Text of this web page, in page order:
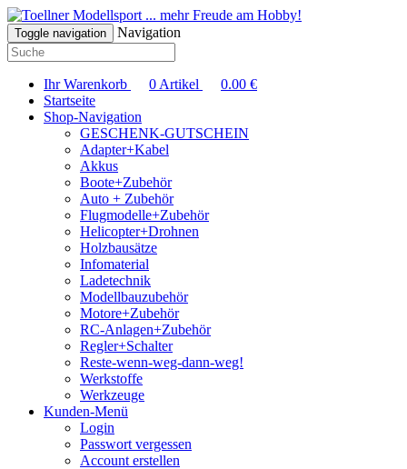
... mehr Freude am Hobby!
Toggle navigation Navigation
Ihr Warenkorb 0 Artikel 0.00 €
Startseite
Shop-Navigation
GESCHENK-GUTSCHEIN
Adapter+Kabel
Akkus
Boote+Zubehör
Auto + Zubehör
Flugmodelle+Zubehör
Helicopter+Drohnen
Holzbausätze
Infomaterial
Ladetechnik
Modellbauzubehör
Motore+Zubehör
RC-Anlagen+Zubehör
Regler+Schalter
Reste-wenn-weg-dann-weg!
Werkstoffe
Werkzeuge
Kunden-Menü
Login
Passwort vergessen
Account erstellen